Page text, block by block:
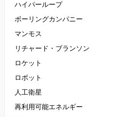
ハイパーループ
ボーリングカンパニー
マンモス
リチャード・ブランソン
ロケット
ロボット
人工衛星
再利用可能エネルギー